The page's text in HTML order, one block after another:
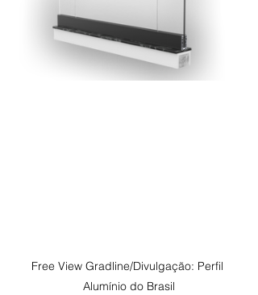
Free View Gradline/Divulgação: Perfil
Alumínio do Brasil